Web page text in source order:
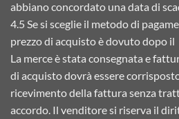
abbiano concordato una data di
4.5 Se si sceglie il metodo di
prezzo di acquisto è dovuto dopo il
La merce è stata consegnata e
di acquisto dovrà essere
ricevimento della fattura senza
accordo. Il venditore si riserva il